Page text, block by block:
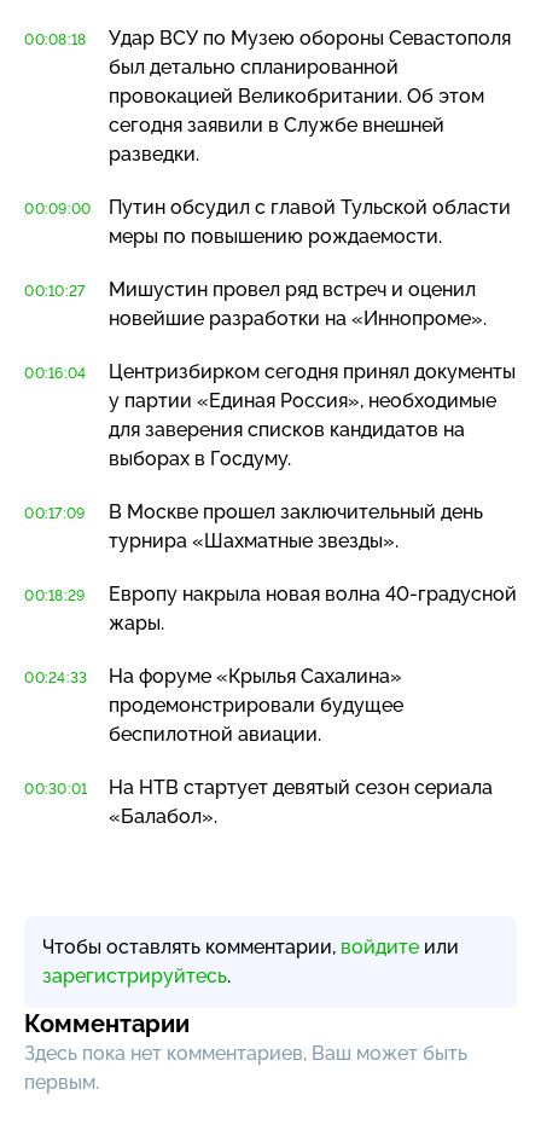
00:08:18
Удар ВСУ по Музею обороны Севастополя
был детально спланированной
провокацией Великобритании. Об этом
сегодня заявили в Службе внешней
разведки.
00:09:00
Путин обсудил с главой Тульской области
меры по повышению рождаемости.
00:10:27
Мишустин провел ряд встреч и оценил
новейшие разработки на «Иннопроме».
00:16:04
Центризбирком сегодня принял документы
у партии «Единая Россия», необходимые
для заверения списков кандидатов на
выборах в Госдуму.
00:17:09
В Москве прошел заключительный день
турнира «Шахматные звезды».
00:18:29 Европу накрыла новая волна 40-градусной
жары.
00:24:33
На форуме «Крылья Сахалина»
продемонстрировали будущее
беспилотной авиации.
00:30:01
На НТВ стартует девятый сезон сериала
«Балабол».
Чтобы оставлять комментарии, войдите или
зарегистрируйтесь.
Комментарии
Здесь пока нет комментариев, Ваш может быть
первым.